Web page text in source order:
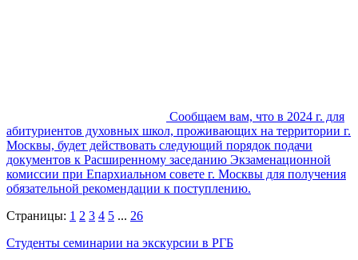
Сообщаем вам, что в 2024 г. для
абитуриентов духовных школ, проживающих на территории г.
Москвы, будет действовать следующий порядок подачи
документов к Расширенному заседанию Экзаменационной
комиссии при Епархиальном совете г. Москвы для получения
обязательной рекомендации к поступлению.
Страницы: 1 2 3 4 5 ... 26
Студенты семинарии на экскурсии в РГБ